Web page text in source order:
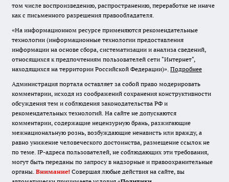
том числе воспроизведению, распространению, переработке не иначе
как с письменного разрешения правообладателя.
«На информационном ресурсе применяются рекомендательные
технологии (информационные технологии предоставления
информации на основе сбора, систематизации и анализа сведений,
относящихся к предпочтениям пользователей сети "Интернет",
находящихся на территории Российской Федерации)». Подробнее
Администрация портала оставляет за собой право модерировать
комментарии, исходя из соображений сохранения конструктивности
обсуждения тем и соблюдения законодательства РФ и
рекомендательных технологий. На сайте не допускаются
комментарии, содержащие нецензурную брань, разжигающие
межнациональную рознь, возбуждающие ненависть или вражду, а
равно унижение человеческого достоинства, размещение ссылок не
по теме. IP-адреса пользователей, не соблюдающих эти требования,
могут быть переданы по запросу в надзорные и правоохранительные
органы. Внимание! Совершая любые действия на сайте, вы